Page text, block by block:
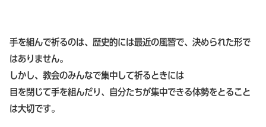
手を組んで祈るのは、歴史的には最近の風習で、決められた形で
はありません。
しかし、教会のみんなで集中して祈るときには
目を閉じて手を組んだり、自分たちが集中できる体勢をとること
は大切です。